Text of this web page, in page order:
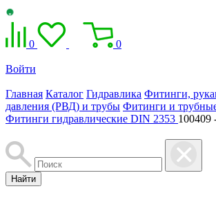
0 0
Войти
Главная Каталог Гидравлика Фитинги,
давления (РВД) и трубы Фитинги и
Фитинги гидравлические DIN 2353 100409
Найти